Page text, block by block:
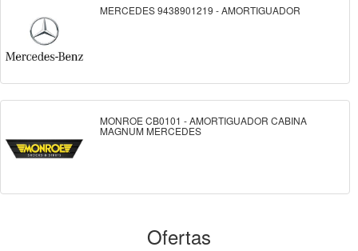
MERCEDES 9438901219 - AMORTIGUADOR
MONROE CB0101 - AMORTIGUADOR CABINA
MAGNUM MERCEDES
Ofertas